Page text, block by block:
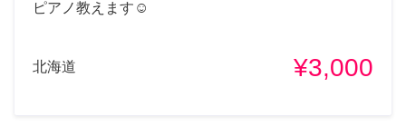
ピアノ教えます☺️
北海道 ¥3,000